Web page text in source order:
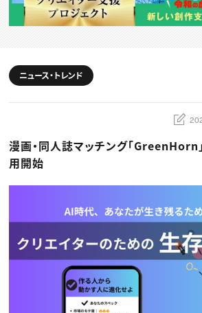
スキルアップしたい！
プログラミング
動画配信・映像制作
編集・ライティング
マーケティング
TOP Creator’s コラム トップ
Webクリエイター
アプリクリエイター
クリエイターインタビュー
C＆R Magazine
ニュース・トレンド トップ
Web
映像
ゲーム・エンタメ
CREATIVE VILLAGEからのお知らせ
プロフェッショナル×つながる×
ニュース・トレンド
漫画・同人誌マッチング「
用開始